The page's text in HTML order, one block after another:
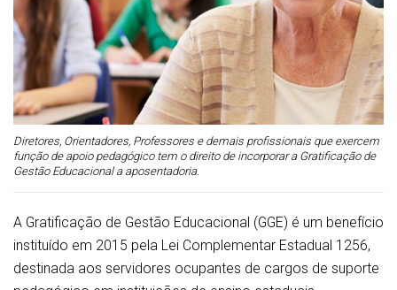
Diretores, Orientadores, Professores e demais profissionais que exercem
função de apoio pedagógico tem o direito de incorporar a Gratificação de
Gestão Educacional a aposentadoria.
A Gratificação de Gestão Educacional (GGE) é um benefício
instituído em 2015 pela Lei Complementar Estadual 1256,
destinada aos servidores ocupantes de cargos de suporte